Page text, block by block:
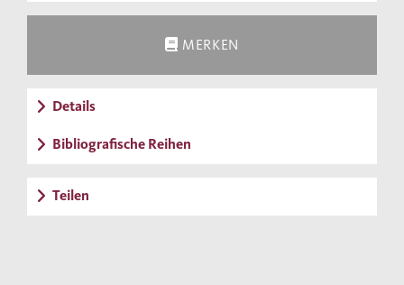
MERKEN
Details
Bibliografische Reihen
Teilen